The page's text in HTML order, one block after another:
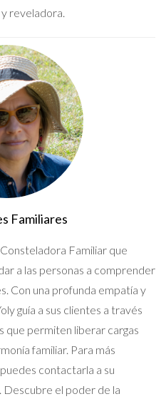
reveladora.
Familiares
Familiar que
a las personas a comprender
Con una profunda empatía y
guía a sus clientes a través
permiten liberar cargas
familiar. Para más
contactarla a su
. Descubre el poder de la